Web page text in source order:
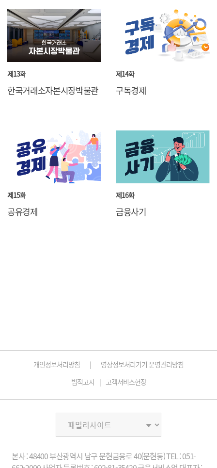
제13화
한국거래소자본시장박물관
제14화
구독경제
제15화
공유경제
제16화
금융사기
개인정보처리방침
영상정보처리기기 운영관리방침
법적고지
고객서비스헌장
본사 : 48400 부산광역시 남구 문현금융로 40(문현동)TEL : 051-